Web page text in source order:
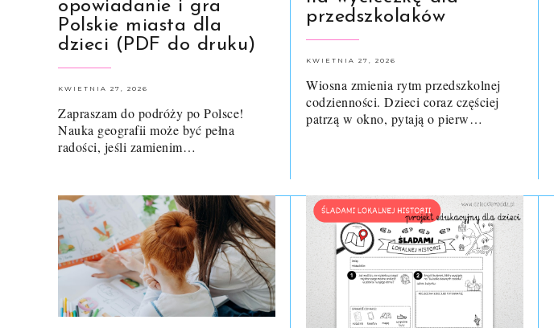
opowiadanie i gra
Polskie miasta dla
dzieci (PDF do druku)
KWIETNIA 27, 2026
Zapraszam do podróży po Polsce!
Nauka geografii może być pełna
radości, jeśli zamienim…
przedszkolaków
KWIETNIA 27, 2026
Wiosna zmienia rytm przedszkolnej
codzienności. Dzieci coraz częściej
patrzą w okno, pytają o pierw…